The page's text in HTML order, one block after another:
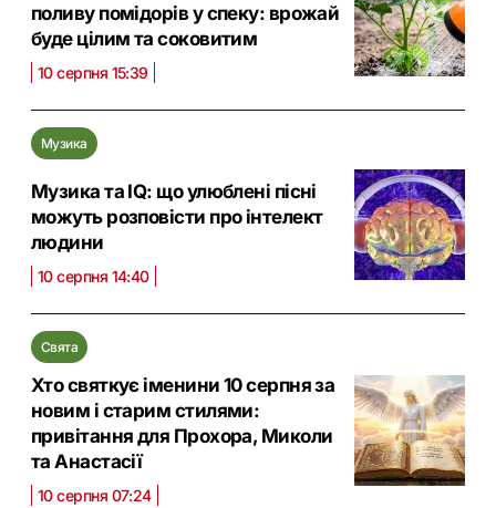
поливу помідорів у спеку: врожай
буде цілим та соковитим
10 серпня 15:39
Музика
Музика та IQ: що улюблені пісні
можуть розповісти про інтелект
людини
10 серпня 14:40
Свята
Хто святкує іменини 10 серпня за
новим і старим стилями:
привітання для Прохора, Миколи
та Анастасії
10 серпня 07:24